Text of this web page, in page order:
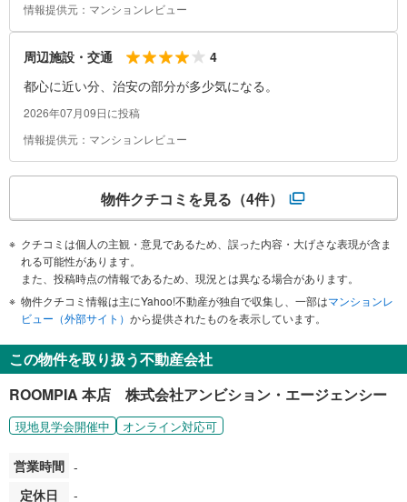
情報提供元：マンションレビュー
周辺施設・交通
4
都心に近い分、治安の部分が多少気になる。
2026年07月09日に投稿
情報提供元：マンションレビュー
物件クチコミを見る （4件）
クチコミは個人の主観・意見であるため、誤った内容・大げさな表現が含ま
れる可能性があります。
また、投稿時点の情報であるため、現況とは異なる場合があります。
物件クチコミ情報は主にYahoo!不動産が独自で収集し、一部はマンションレ
ビュー（外部サイト） から提供されたものを表示しています。
この物件を取り扱う不動産会社
ROOMPIA 本店 株式会社アンビション・エージェンシー
現地見学会開催中 オンライン対応可
営業時間 -
定休日
-